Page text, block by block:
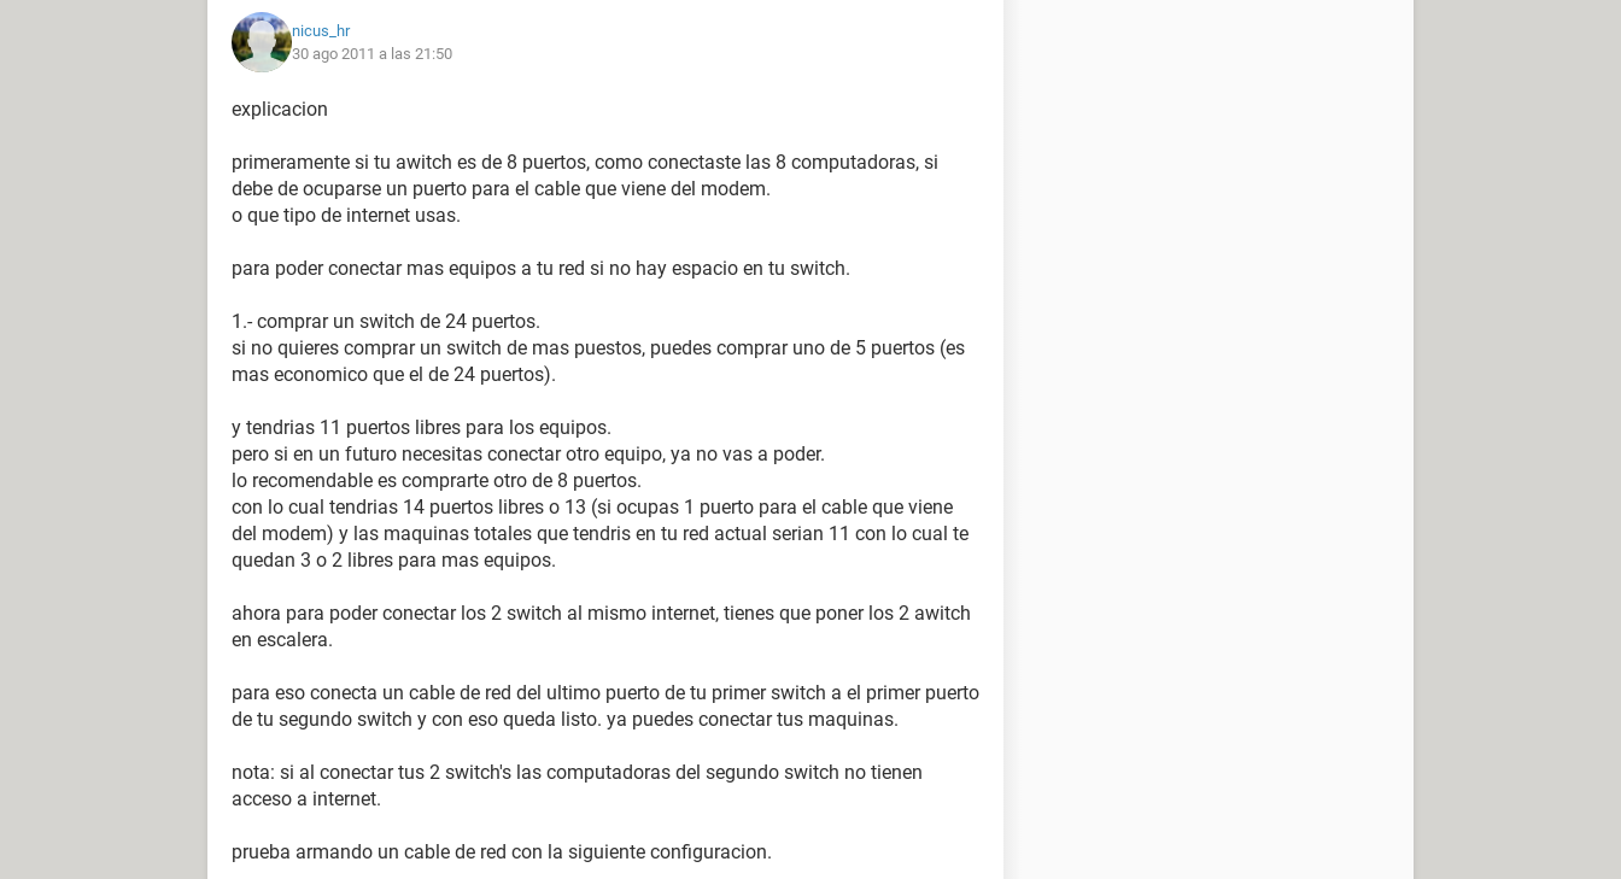
nicus_hr
30 ago 2011 a las 21:50
explicacion
primeramente si tu awitch es de 8 puertos, como conectaste las 8 computadoras, si
debe de ocuparse un puerto para el cable que viene del modem.
o que tipo de internet usas.
para poder conectar mas equipos a tu red si no hay espacio en tu switch.
1.- comprar un switch de 24 puertos.
si no quieres comprar un switch de mas puestos, puedes comprar uno de 5 puertos (es
mas economico que el de 24 puertos).
y tendrias 11 puertos libres para los equipos.
pero si en un futuro necesitas conectar otro equipo, ya no vas a poder.
lo recomendable es comprarte otro de 8 puertos.
con lo cual tendrias 14 puertos libres o 13 (si ocupas 1 puerto para el cable que viene
del modem) y las maquinas totales que tendris en tu red actual serian 11 con lo cual te
quedan 3 o 2 libres para mas equipos.
ahora para poder conectar los 2 switch al mismo internet, tienes que poner los 2 awitch
en escalera.
para eso conecta un cable de red del ultimo puerto de tu primer switch a el primer puerto
de tu segundo switch y con eso queda listo. ya puedes conectar tus maquinas.
nota: si al conectar tus 2 switch's las computadoras del segundo switch no tienen
acceso a internet.
prueba armando un cable de red con la siguiente configuracion.